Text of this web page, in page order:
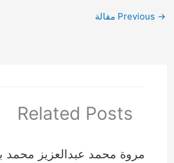
→
Related Posts
مروة محمد عبدالعزيز محمد